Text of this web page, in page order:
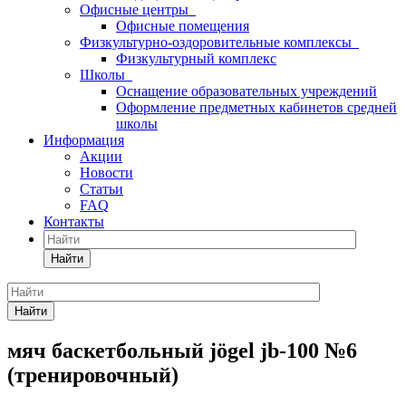
Офисные центры
Офисные помещения
Физкультурно-оздоровительные комплексы
Физкультурный комплекс
Школы
Оснащение образовательных учреждений
Оформление предметных кабинетов средней
школы
Информация
Акции
Новости
Статьи
FAQ
Контакты
Найти
Найти
мяч баскетбольный jögel jb-100 №6
(тренировочный)